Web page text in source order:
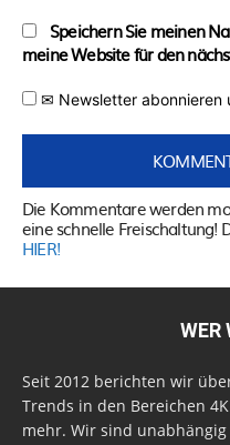
Speichern Sie meinen
meine Website für den
✉ Newsletter
Die Kommentare werden
eine schnelle Freischaltung!
HIER!
WER
Seit 2012 berichten wir
Trends in den Bereichen
mehr. Wir sind